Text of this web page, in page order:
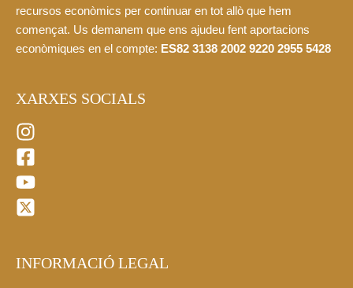
recursos econòmics per continuar en tot allò que hem
començat. Us demanem que ens ajudeu fent aportacions
econòmiques en el compte: ES82 3138 2002 9220 2955 5428
XARXES SOCIALS
INFORMACIÓ LEGAL